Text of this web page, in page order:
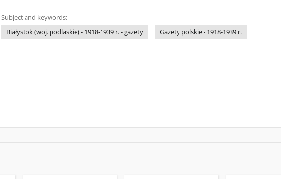
Subject and keywords:
Białystok (woj. podlaskie) - 1918-1939 r. - gazety
Gazety polskie - 1918-1939 r.